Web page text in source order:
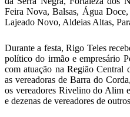
Feira Nova, Balsas, Água
Lajeado Novo, Aldeias Altas,
Durante a festa, Rigo Teles
político do irmão e empresário
com atuação na Região Central
as vereadoras de Barra do
os vereadores Rivelino do Alim
e dezenas de vereadores de